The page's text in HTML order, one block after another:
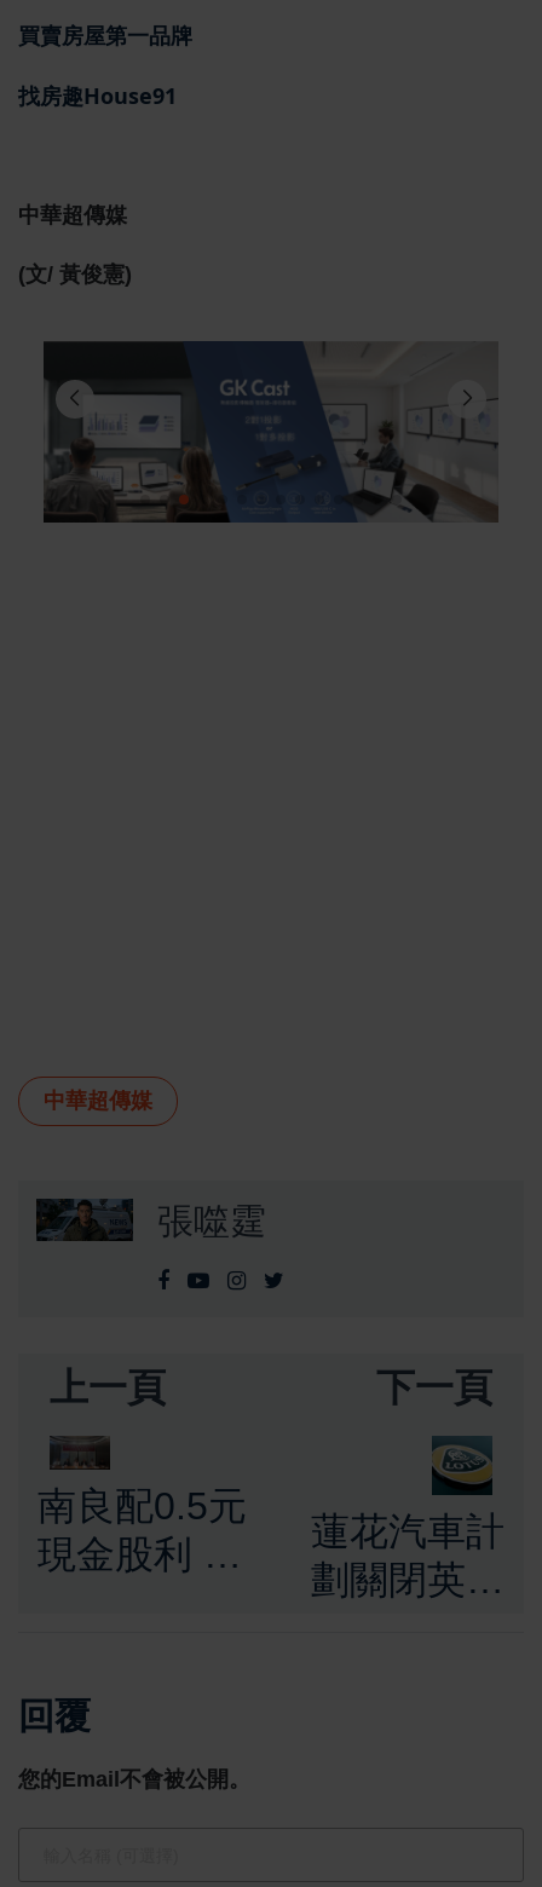
買賣房屋第一品牌
找房趣House91
中華超傳媒
(文/ 黃俊憲)
中華超傳媒
張噬霆
上一頁
南良配0.5元
現金股利 啟
下一頁
蓮花汽車計
劃關閉英國
回覆
您的Email不會被公開。